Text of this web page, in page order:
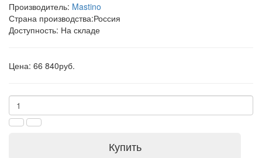
Производитель: Mastino
Страна производства:Россия
Доступность: На складе
Цена: 66 840руб.
Купить